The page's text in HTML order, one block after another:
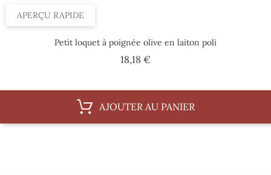
APERÇU RAPIDE
Petit loquet à poignée olive en laiton poli
18,18 €Prix
AJOUTER AU PANIER